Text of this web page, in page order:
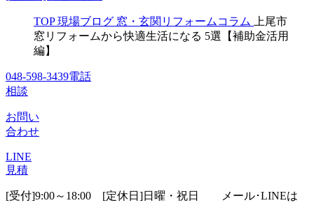
TOP 現場ブログ 窓・玄関リフォームコラム
上尾市
窓リフォームから快適生活になる 5選【補助金活用
編】
048-598-3439電話
相談
お問い
合わせ
LINE
見積
[受付]9:00～18:00 [定休日]日曜・祝日
メール･LINEは